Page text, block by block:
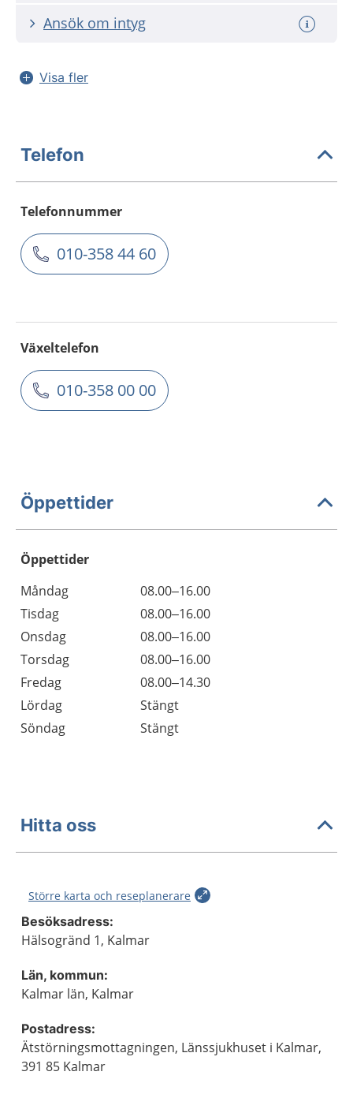
Ansök om intyg
Visa fler
Telefon
Telefonnummer
010-358 44 60
Växeltelefon
010-358 00 00
Öppettider
Öppettider
Dag
Öppettider
Kommentarer
Måndag
08.00–16.00
Tisdag
08.00–16.00
Onsdag
08.00–16.00
Torsdag
08.00–16.00
Fredag
08.00–14.30
Lördag
Stängt
Söndag
Stängt
Hitta oss
Större karta och reseplanerare
Besöksadress:
Hälsogränd 1, Kalmar
Län, kommun:
Kalmar län, Kalmar
Postadress:
Ätstörningsmottagningen, Länssjukhuset i Kalmar,
391 85 Kalmar